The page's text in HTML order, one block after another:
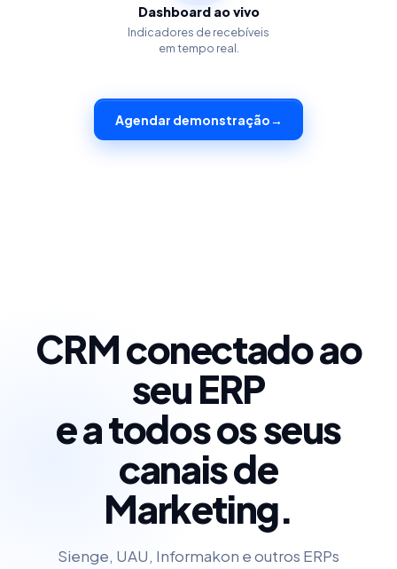
Dashboard ao vivo
Indicadores de recebíveis
em tempo real.
Agendar demonstração→
CRM conectado ao
seu ERP
e a todos os seus
canais de
Marketing.
Sienge, UAU, Informakon e outros ERPs